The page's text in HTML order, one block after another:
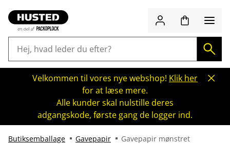
Velkommen til vores nye webshop! Klik her
for at læse mere.
Alle kunder skal nulstille deres
adgangskode, første gang de logger ind.
Butiksemballage Gavepapir Gavepapir mønstret